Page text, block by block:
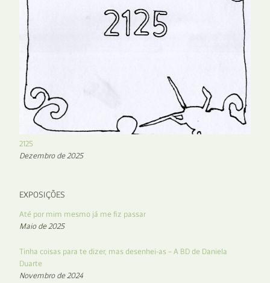
2125
Dezembro de 2025
EXPOSIÇÕES
Até por mim mesmo já me fiz passar
Maio de 2025
Tinha coisas para te dizer, mas desenhei-as – A BD de Daniela
Duarte
Novembro de 2024